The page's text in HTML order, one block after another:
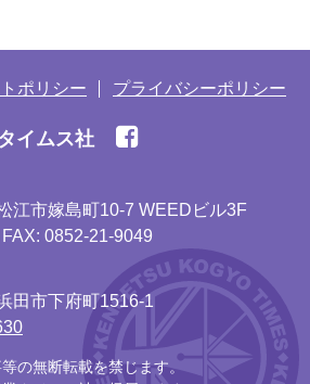
ポリシー プライバシーポリシー
イムス社
江市嫁島町10-7 WEEDビル3F
FAX: 0852-21-9049
田市下府町1516-1
の無断転載を禁じます。